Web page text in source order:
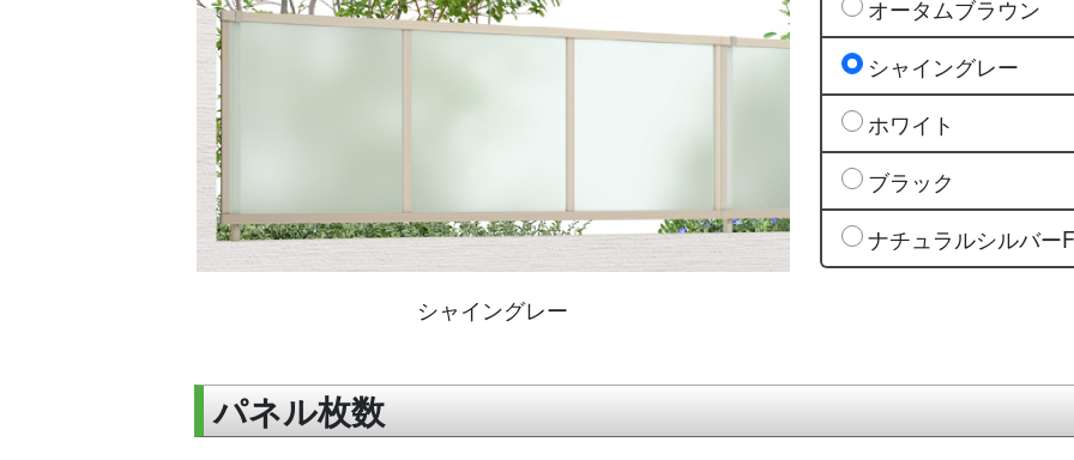
シャイングレー
オータムブラウン
シャイングレー
ホワイト
ブラック
ナチュラルシルバー
パネル枚数